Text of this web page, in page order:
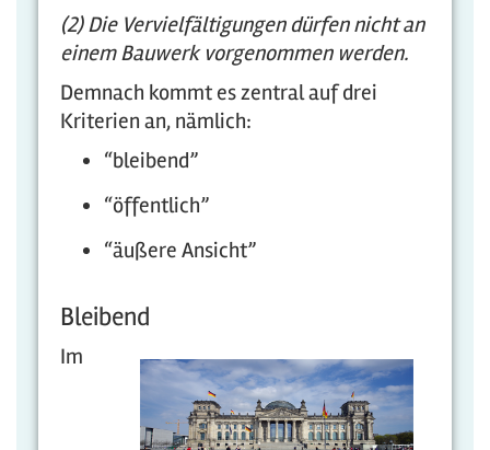
(2) Die Vervielfältigungen dürfen nicht an
einem Bauwerk vorgenommen werden.
Demnach kommt es zentral auf drei
Kriterien an, nämlich:
“bleibend”
“öffentlich”
“äußere Ansicht”
Bleibend
Im